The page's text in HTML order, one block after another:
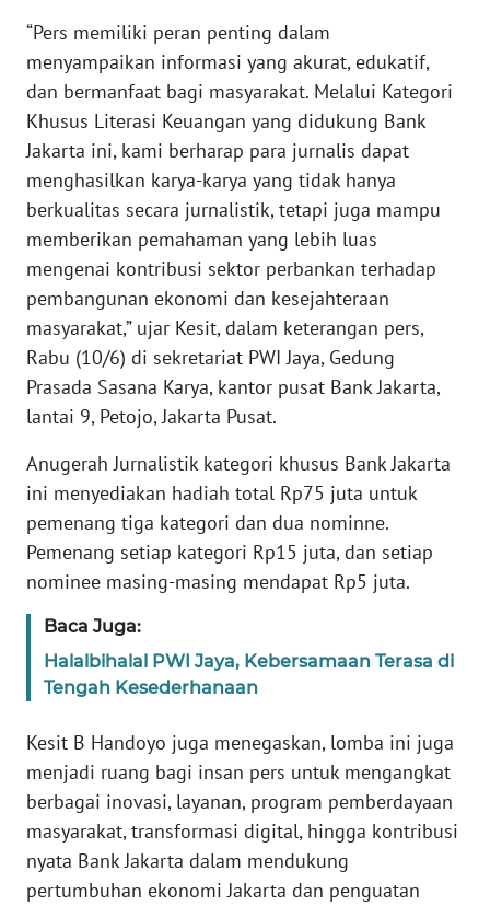
“Pers memiliki peran penting dalam
menyampaikan informasi yang akurat, edukatif,
dan bermanfaat bagi masyarakat. Melalui Kategori
Khusus Literasi Keuangan yang didukung Bank
Jakarta ini, kami berharap para jurnalis dapat
menghasilkan karya-karya yang tidak hanya
berkualitas secara jurnalistik, tetapi juga mampu
memberikan pemahaman yang lebih luas
mengenai kontribusi sektor perbankan terhadap
pembangunan ekonomi dan kesejahteraan
masyarakat,” ujar Kesit, dalam keterangan pers,
Rabu (10/6) di sekretariat PWI Jaya, Gedung
Prasada Sasana Karya, kantor pusat Bank Jakarta,
lantai 9, Petojo, Jakarta Pusat.
Anugerah Jurnalistik kategori khusus Bank Jakarta
ini menyediakan hadiah total Rp75 juta untuk
pemenang tiga kategori dan dua nominne.
Pemenang setiap kategori Rp15 juta, dan setiap
nominee masing-masing mendapat Rp5 juta.
Baca Juga:
Halalbihalal PWI Jaya, Kebersamaan Terasa di
Tengah Kesederhanaan
Kesit B Handoyo juga menegaskan, lomba ini juga
menjadi ruang bagi insan pers untuk mengangkat
berbagai inovasi, layanan, program pemberdayaan
masyarakat, transformasi digital, hingga kontribusi
nyata Bank Jakarta dalam mendukung
pertumbuhan ekonomi Jakarta dan penguatan
News
SUMUT
WN
JAKARTA
WN
JABAR
WN
BANTEN
KEPRI
WN
PAPUA
WN
PAPUA
WN
RIAU
WN
SERAMBI